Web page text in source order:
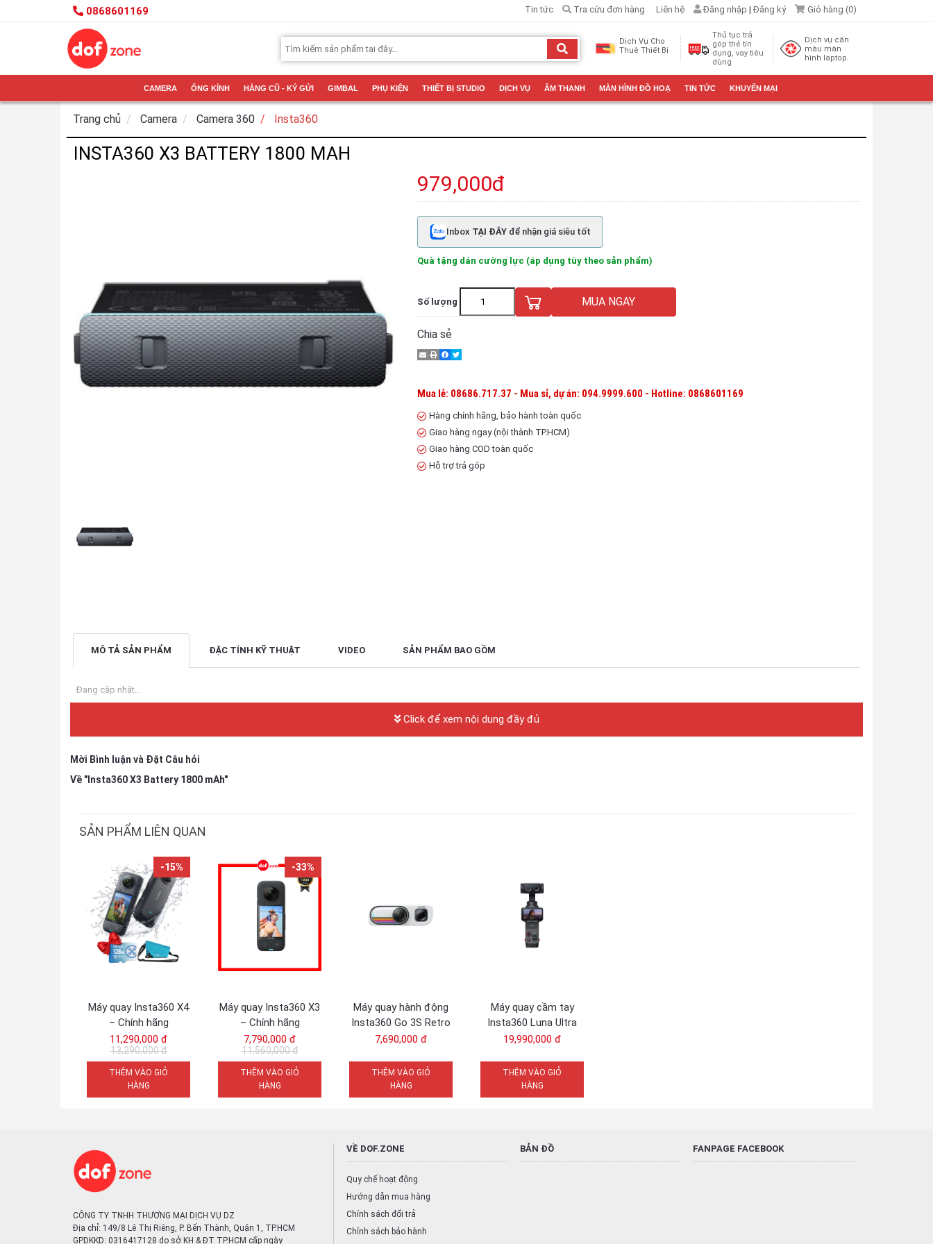
0868601169 Tin tức Tra cứu đơn hàng Liên hệ Đăng nhập |Đăng ký Giỏ hàng (0)
Dịch Vụ Cho
Thuê Thiết Bị
Thủ tục trả
góp thẻ tín
dụng, vay tiêu
dùng
Dịch vụ cân
màu màn
hình laptop.
CAMERA ỐNG KÍNH HÀNG CŨ - KÝ GỬI GIMBAL PHỤ KIỆN THIẾT BỊ STUDIO DỊCH VỤ ÂM THANH MÀN HÌNH ĐỒ HOẠ TIN TỨC KHUYẾN MẠI
Trang chủ Camera Camera 360 Insta360
INSTA360 X3 BATTERY 1800 MAH
979,000đ
Inbox TẠI ĐÂY để nhận giá siêu tốt
Quà tặng dán cường lực (áp dụng tùy theo sản phẩm)
Số lượng MUA NGAY
Chia sẻ
Mua lẻ: 08686.717.37 - Mua sỉ, dự án: 094.9999.600 - Hotline: 0868601169
Hàng chính hãng, bảo hành toàn quốc
Giao hàng ngay (nội thành TP.HCM)
Giao hàng COD toàn quốc
Hỗ trợ trả góp
MÔ TẢ SẢN PHẨM ĐẶC TÍNH KỸ THUẬT VIDEO SẢN PHẨM BAO GỒM
Đang cập nhật...
Click để xem nội dung đầy đủ
Mời Bình luận và Đặt Câu hỏi
Về "Insta360 X3 Battery 1800 mAh"
SẢN PHẨM LIÊN QUAN
-15%
Máy quay Insta360 X4
– Chính hãng
11,290,000 đ
13,290,000 đ
THÊM VÀO GIỎ
HÀNG
-33%
Máy quay Insta360 X3
– Chính hãng
7,790,000 đ
11,560,000 đ
THÊM VÀO GIỎ
HÀNG
Máy quay hành động
Insta360 Go 3S Retro
Bundle | Chính Hãng
7,690,000 đ
THÊM VÀO GIỎ
HÀNG
Máy quay cầm tay
Insta360 Luna Ultra
Cosmic Black | Chính
19,990,000 đ
THÊM VÀO GIỎ
HÀNG
CÔNG TY TNHH THƯƠNG MẠI DỊCH VỤ DZ
Địa chỉ: 149/8 Lê Thị Riêng, P. Bến Thành, Quận 1, TP.HCM
GPDKKD: 0316417128 do sở KH & ĐT TP.HCM cấp ngày
VỀ DOF.ZONE
Quy chế hoạt động
Hướng dẫn mua hàng
Chính sách đổi trả
Chính sách bảo hành
BẢN ĐỒ FANPAGE FACEBOOK